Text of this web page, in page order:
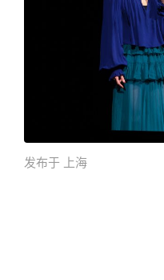
发布于 上海